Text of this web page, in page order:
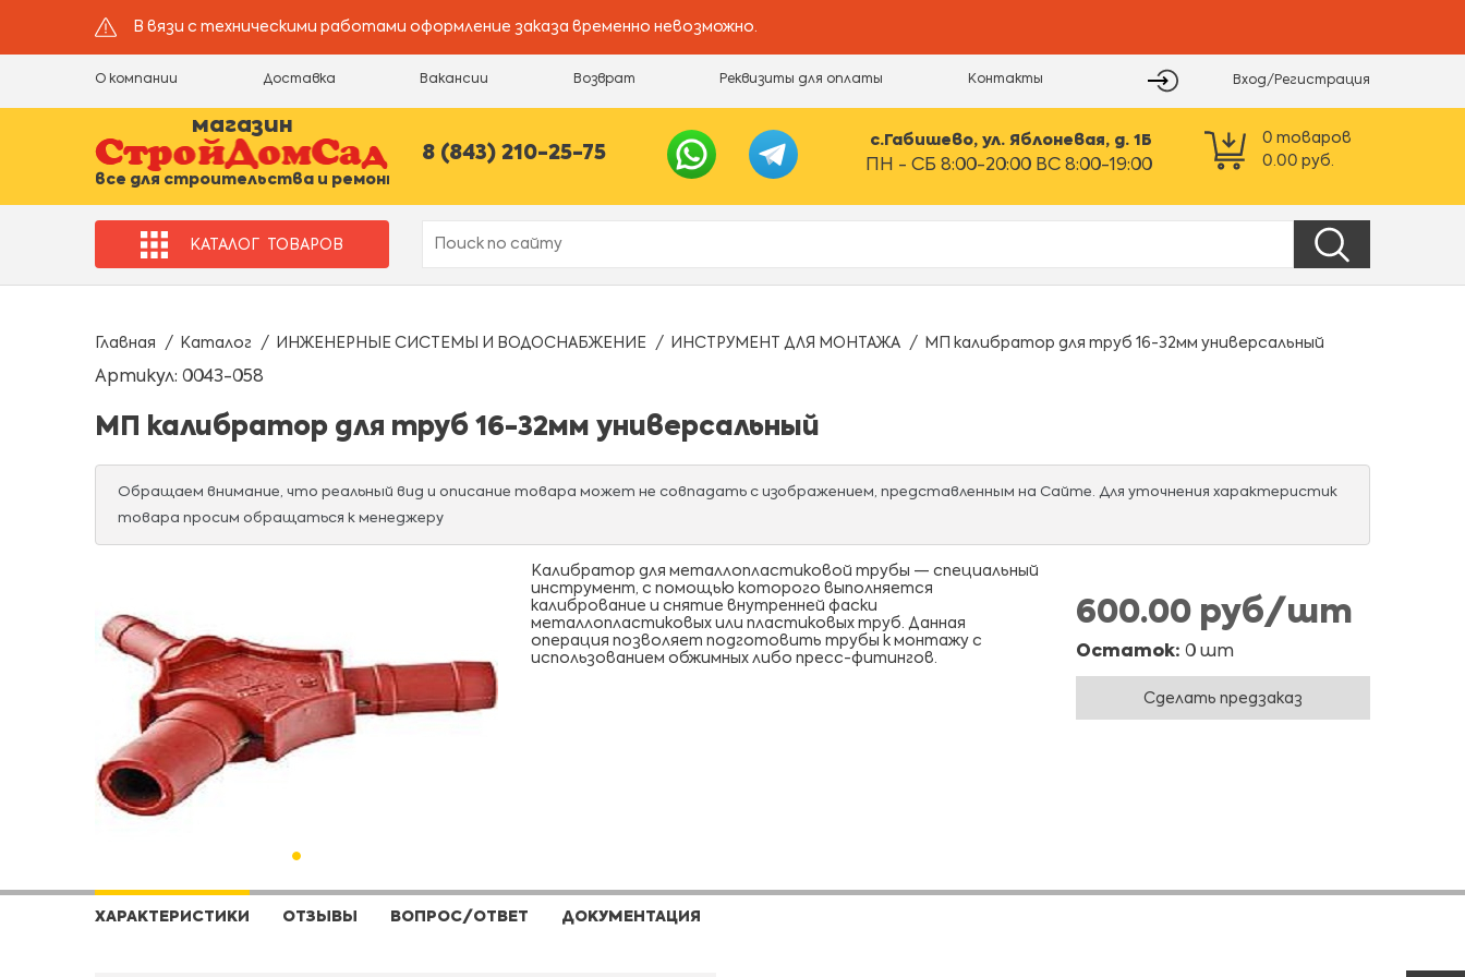
В вязи с техническими работами оформление заказа временно невозможно.
О компании Доставка Вакансии Возврат Реквизиты для оплаты Контакты Вход/Регистрация
магазин
все для строительства и ремонта
8 (843) 210-25-75
с.Габишево, ул. Яблоневая, д. 1Б
ПН - СБ 8:00-20:00 ВС 8:00-19:00
0 товаров
0.00 руб.
КАТАЛОГ ТОВАРОВ
Главная Каталог ИНЖЕНЕРНЫЕ СИСТЕМЫ И ВОДОСНАБЖЕНИЕ ИНСТРУМЕНТ ДЛЯ МОНТАЖА МП калибратор для труб 16-32мм универсальный
Артикул: 0043-058
МП калибратор для труб 16-32мм универсальный
Обращаем внимание, что реальный вид и описание товара может не совпадать с изображением, представленным на Сайте. Для уточнения характеристик
товара просим обращаться к менеджеру
Калибратор для металлопластиковой трубы — специальный
инструмент, с помощью которого выполняется
калибрование и снятие внутренней фаски
металлопластиковых или пластиковых труб. Данная
операция позволяет подготовить трубы к монтажу с
использованием обжимных либо пресс-фитингов.
600.00 руб/шт
Остаток: 0 шт
Сделать предзаказ
ХАРАКТЕРИСТИКИ ОТЗЫВЫ ВОПРОС/ОТВЕТ ДОКУМЕНТАЦИЯ